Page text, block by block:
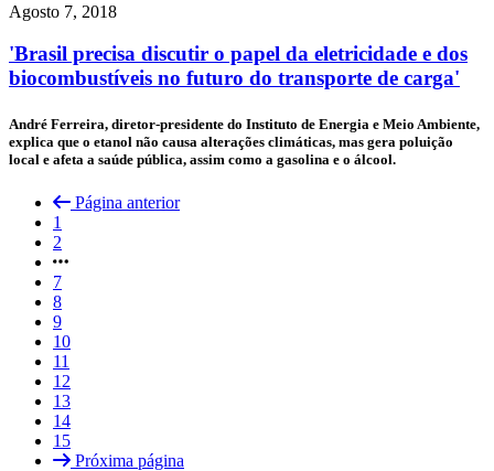
Agosto 7, 2018
'Brasil precisa discutir o papel da eletricidade e dos
biocombustíveis no futuro do transporte de carga'
André Ferreira, diretor-presidente do Instituto de Energia e Meio Ambiente,
explica que o etanol não causa alterações climáticas, mas gera poluição
local e afeta a saúde pública, assim como a gasolina e o álcool.
Página anterior
1
2
7
8
9
10
11
12
13
14
15
Próxima página